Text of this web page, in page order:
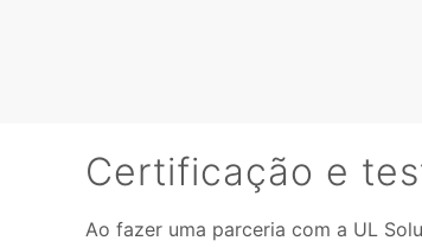
Certificação e
Ao fazer uma parceria com a UL